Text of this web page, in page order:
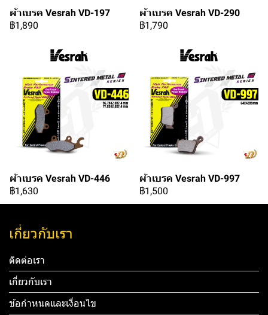
ผ้าเบรค Vesrah VD-197
฿1,890
ผ้าเบรค Vesrah VD-290
฿1,790
ผ้าเบรค Vesrah VD-446
฿1,630
ผ้าเบรค Vesrah VD-997
฿1,500
เกี่ยวกับเรา
ติดต่อเรา
เกี่ยวกับเรา
ข้อกำหนดและเงื่อนไข